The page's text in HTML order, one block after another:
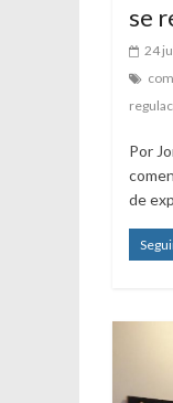
se
24
Por
de